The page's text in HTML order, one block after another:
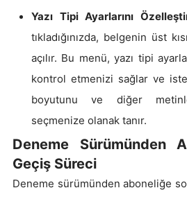
Yazı Tipi Ayarlarını
tıkladığınızda, belgenin üst
açılır. Bu menü, yazı tipi
kontrol etmenizi sağlar ve
boyutunu ve diğer
seçmenize olanak tanır.
Deneme Sürümünden
Geçiş Süreci
Deneme sürümünden aboneliğe